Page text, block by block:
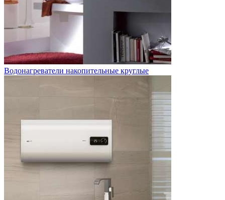
Водонагреватели накопительные круглые